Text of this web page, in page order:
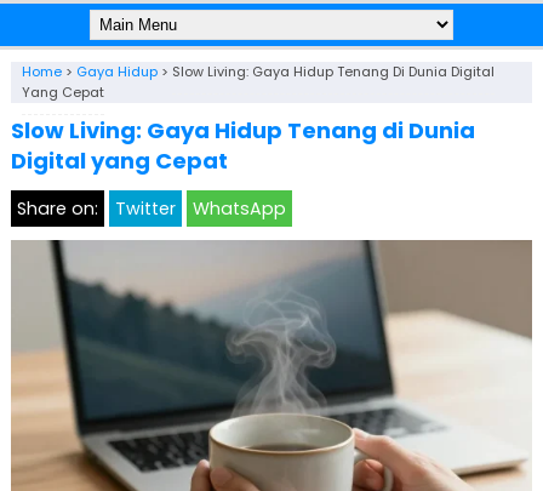
Home> Gaya Hidup> Slow Living: Gaya Hidup Tenang Di Dunia Digital
Yang Cepat
Slow Living: Gaya Hidup Tenang di Dunia
Digital yang Cepat
Share on: Twitter WhatsApp